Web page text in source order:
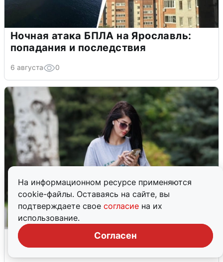
На информационном ресурсе применяются
cookie-файлы. Оставаясь на сайте, вы
подтверждаете свое согласие на их
использование.
Согласен
Ночная атака БПЛА на Ярославль:
попадания и последствия
6 августа 0
Волгоградцы остались без
мобильного интернета